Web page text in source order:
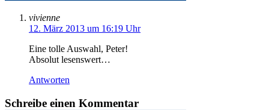
vivienne
12. März 2013 um 16:19 Uhr
Eine tolle Auswahl, Peter!
Absolut lesenswert…
Antworten
Schreibe einen Kommentar